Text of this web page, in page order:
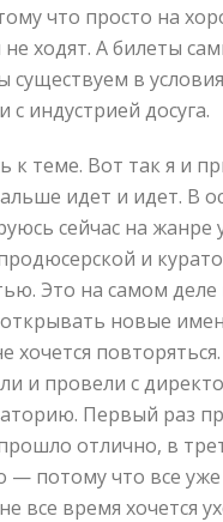
что просто на
ходят. А билеты
в
с индустрией досуга.
к теме. Вот так я и
идет и идет. В
сейчас на жанре
и
Это на самом
новые
хочется
и провели с
Первый раз
отлично, в
— потому что все
все время хочется